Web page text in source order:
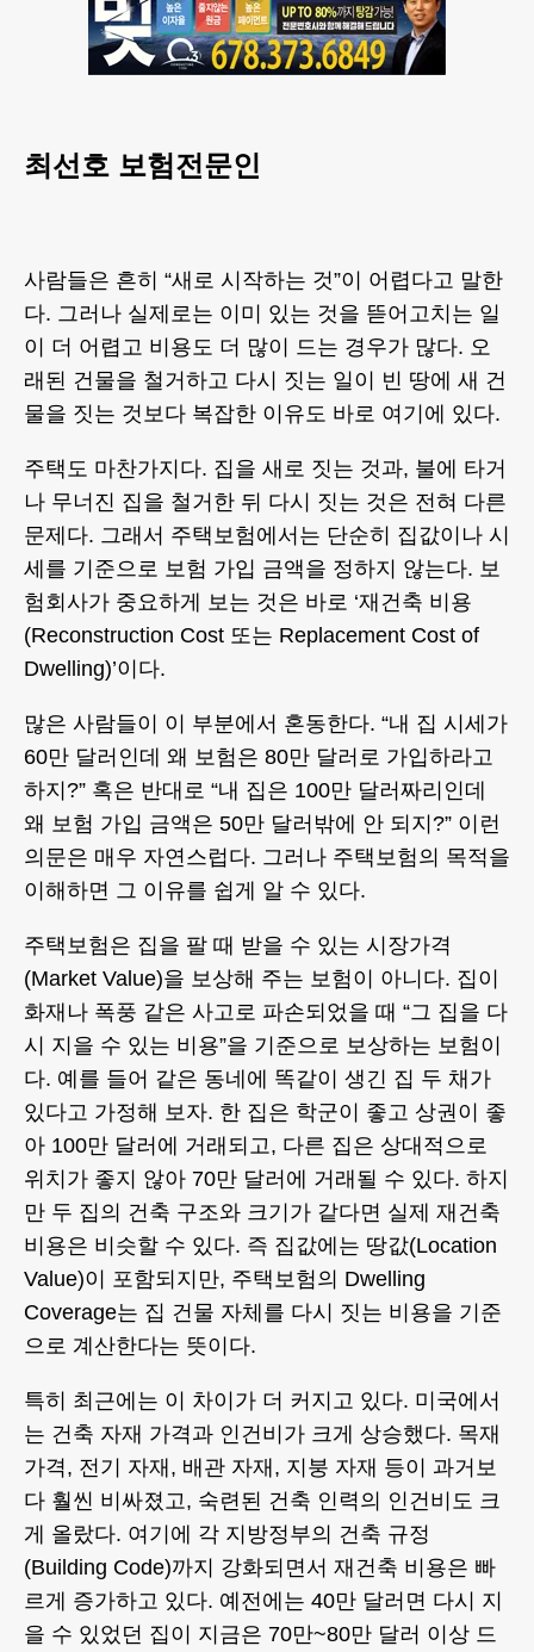
최선호 보험전문인
사람들은 흔히 “새로 시작하는 것”이 어렵다고 말한
다. 그러나 실제로는 이미 있는 것을 뜯어고치는 일
이 더 어렵고 비용도 더 많이 드는 경우가 많다. 오
래된 건물을 철거하고 다시 짓는 일이 빈 땅에 새 건
물을 짓는 것보다 복잡한 이유도 바로 여기에 있다.
주택도 마찬가지다. 집을 새로 짓는 것과, 불에 타거
나 무너진 집을 철거한 뒤 다시 짓는 것은 전혀 다른
문제다. 그래서 주택보험에서는 단순히 집값이나 시
세를 기준으로 보험 가입 금액을 정하지 않는다. 보
험회사가 중요하게 보는 것은 바로 ‘재건축 비용
(Reconstruction Cost 또는 Replacement Cost of
Dwelling)’이다.
많은 사람들이 이 부분에서 혼동한다. “내 집 시세가
60만 달러인데 왜 보험은 80만 달러로 가입하라고
하지?” 혹은 반대로 “내 집은 100만 달러짜리인데
왜 보험 가입 금액은 50만 달러밖에 안 되지?” 이런
의문은 매우 자연스럽다. 그러나 주택보험의 목적을
이해하면 그 이유를 쉽게 알 수 있다.
주택보험은 집을 팔 때 받을 수 있는 시장가격
(Market Value)을 보상해 주는 보험이 아니다. 집이
화재나 폭풍 같은 사고로 파손되었을 때 “그 집을 다
시 지을 수 있는 비용”을 기준으로 보상하는 보험이
다. 예를 들어 같은 동네에 똑같이 생긴 집 두 채가
있다고 가정해 보자. 한 집은 학군이 좋고 상권이 좋
아 100만 달러에 거래되고, 다른 집은 상대적으로
위치가 좋지 않아 70만 달러에 거래될 수 있다. 하지
만 두 집의 건축 구조와 크기가 같다면 실제 재건축
비용은 비슷할 수 있다. 즉 집값에는 땅값(Location
Value)이 포함되지만, 주택보험의 Dwelling
Coverage는 집 건물 자체를 다시 짓는 비용을 기준
으로 계산한다는 뜻이다.
특히 최근에는 이 차이가 더 커지고 있다. 미국에서
는 건축 자재 가격과 인건비가 크게 상승했다. 목재
가격, 전기 자재, 배관 자재, 지붕 자재 등이 과거보
다 훨씬 비싸졌고, 숙련된 건축 인력의 인건비도 크
게 올랐다. 여기에 각 지방정부의 건축 규정
(Building Code)까지 강화되면서 재건축 비용은 빠
르게 증가하고 있다. 예전에는 40만 달러면 다시 지
을 수 있었던 집이 지금은 70만~80만 달러 이상 드